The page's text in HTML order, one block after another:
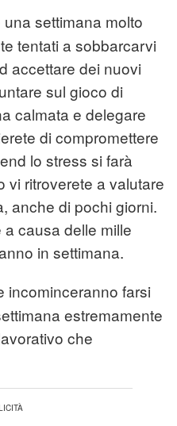
settimana molto
tentati a sobbarcarvi
accettare dei nuovi
sul gioco di
calmata e delegare
di compromettere
lo stress si farà
vi ritroverete a valutare
anche di pochi giorni.
causa delle mille
in settimana.
incominceranno farsi
estremamente
che